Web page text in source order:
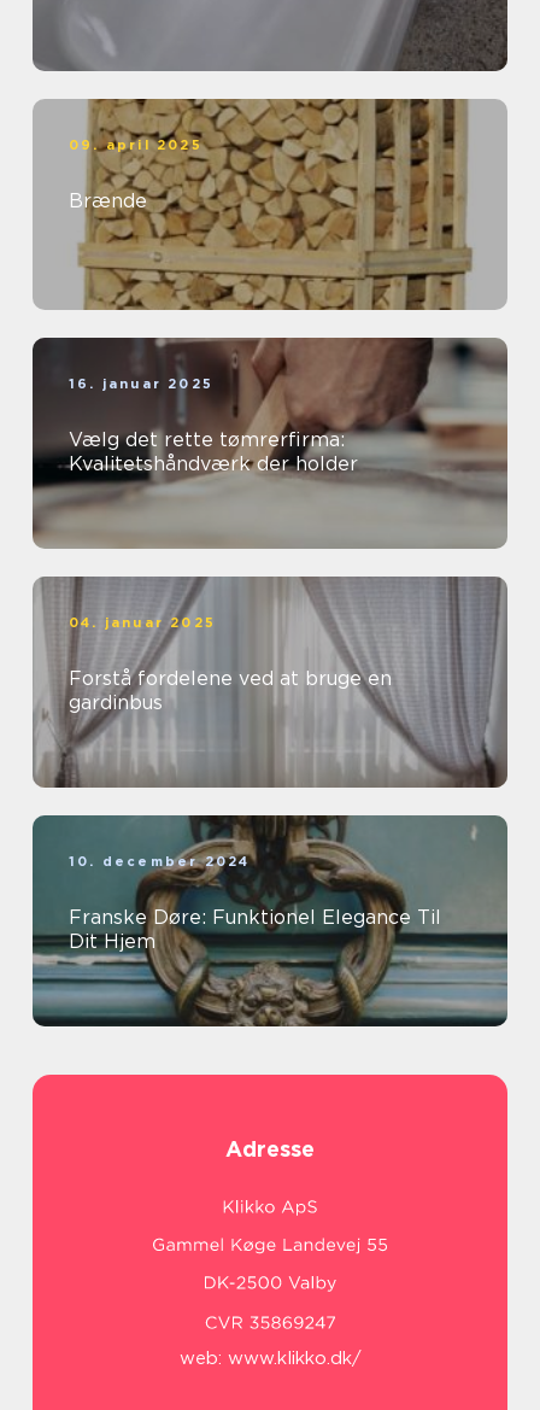
09. april 2025
Brænde
16. januar 2025
Vælg det rette tømrerfirma:
Kvalitetshåndværk der holder
04. januar 2025
Forstå fordelene ved at bruge en
gardinbus
10. december 2024
Franske Døre: Funktionel Elegance Til
Dit Hjem
Adresse
web: www.klikko.dk/